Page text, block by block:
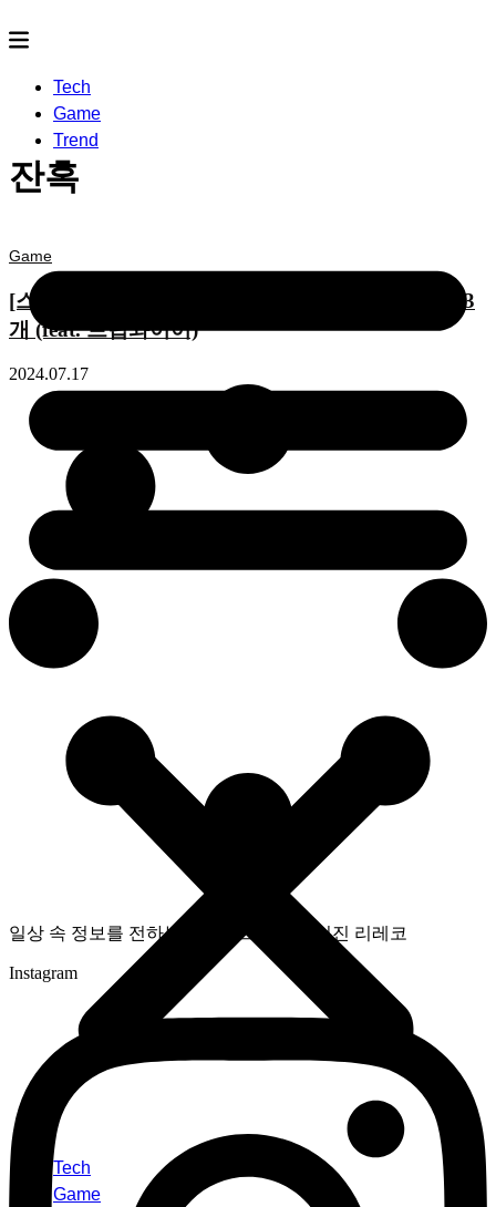
Tech
Game
Trend
Tech
Game
잔혹
Game
[스팀 게임 추천] ‘어른의 여름’ 을 위한 잔혹 게임 3
개 (feat. 트립와이어)
2024.07.17
일상 속 정보를 전하는 라이프스타일 매거진 리레코
Instagram